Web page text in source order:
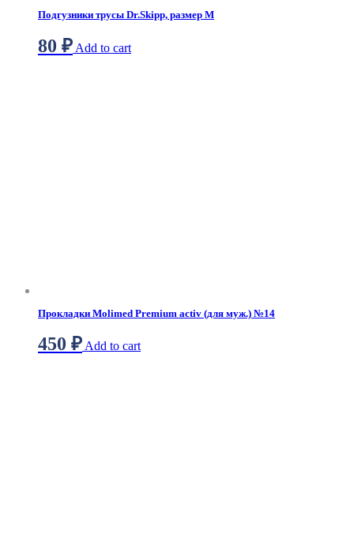
Подгузники трусы Dr.Skipp, размер М
80 ₽ Add to cart
Прокладки Molimed Premium activ (для муж.) №14
450 ₽ Add to cart